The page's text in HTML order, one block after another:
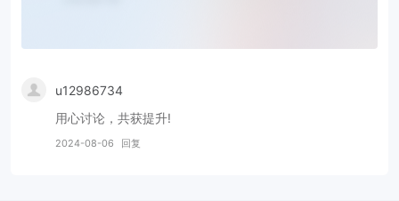
u12986734
用心讨论，共获提升!
2024-08-06 回复